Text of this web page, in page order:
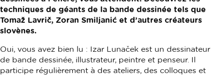
techniques de géants de la bande dessinée tels que
Tomaž Lavrič, Zoran Smiljanić et d’autres créateurs
slovènes.
Oui, vous avez bien lu : Izar Lunaček est un dessinateur
de bande dessinée, illustrateur, peintre et penseur. Il
participe régulièrement à des ateliers, des colloques et